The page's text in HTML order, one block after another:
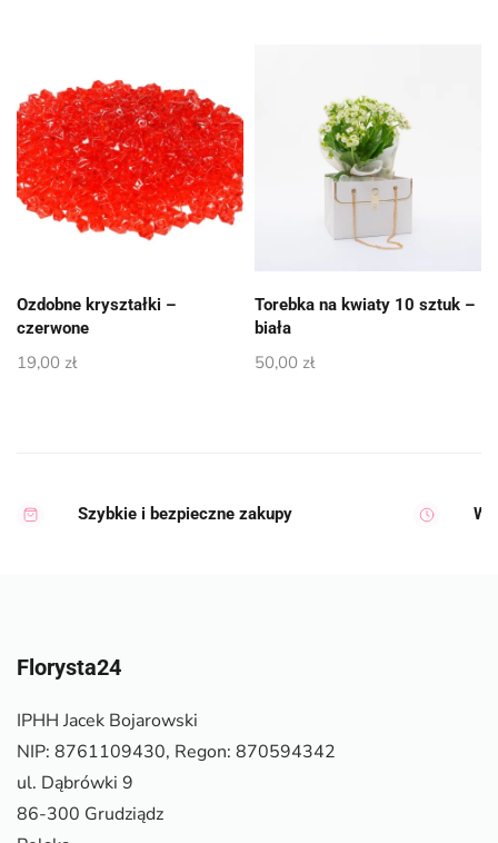
Ozdobne kryształki –
czerwone
19,00 zł
Torebka na kwiaty 10 sztuk –
biała
50,00 zł
Szybkie i bezpieczne zakupy
Florysta24
IPHH Jacek Bojarowski
NIP: 8761109430, Regon: 870594342
ul. Dąbrówki 9
86-300 Grudziądz